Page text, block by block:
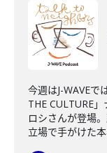
今週はJ-WAVEで
THE CULTURE
ロシさんが登場
立場で手がけた